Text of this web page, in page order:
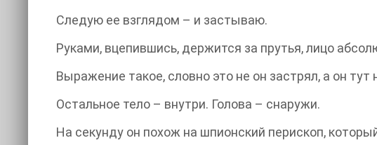
Следую ее взглядом – и застываю.
Руками, вцепившись, держится за прутья, лицо
Выражение такое, словно это не он застрял, а он
Остальное тело – внутри. Голова – снаружи.
На секунду он похож на шпионский перископ,